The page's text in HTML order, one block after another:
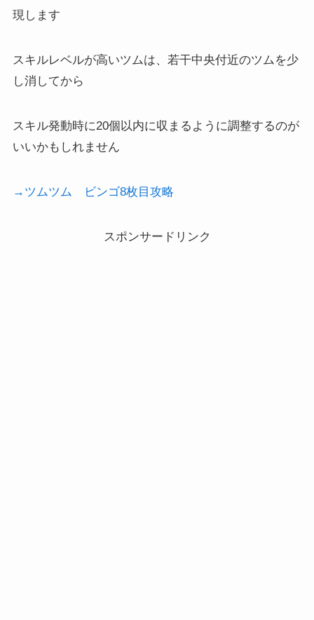
現します
スキルレベルが高いツムは、若干中央付近のツムを少
し消してから
スキル発動時に20個以内に収まるように調整するのが
いいかもしれません
→ツムツム ビンゴ8枚目攻略
スポンサードリンク